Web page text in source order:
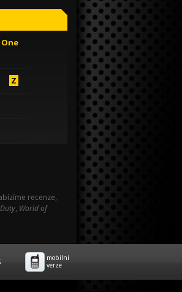
Z
recenze,
, World of
mobilní
verze